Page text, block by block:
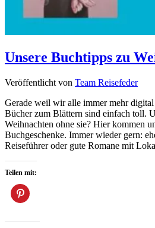
Unsere Buchtipps zu
Veröffentlicht von Team Reisefeder
Gerade weil wir alle immer mehr
Bücher zum Blättern sind einfach toll.
Weihnachten ohne sie? Hier kommen
Buchgeschenke. Immer wieder gern:
Reiseführer oder gute Romane mit
Teilen mit: